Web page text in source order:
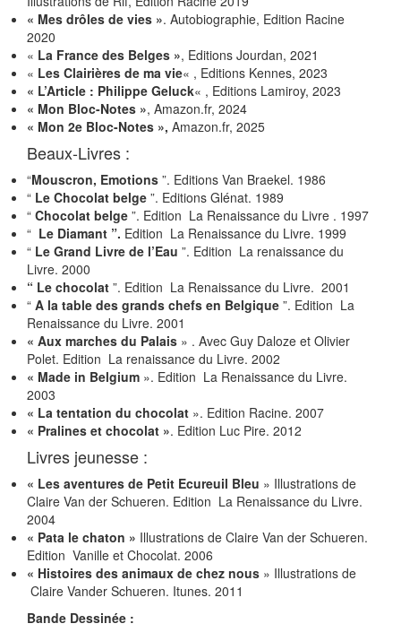
« Mes drôles de vies ». Autobiographie, Edition Racine
2020
« La France des Belges », Editions Jourdan, 2021
« Les Clairières de ma vie« , Editions Kennes, 2023
« L’Article : Philippe Geluck« , Editions Lamiroy, 2023
« Mon Bloc-Notes », Amazon.fr, 2024
« Mon 2e Bloc-Notes », Amazon.fr, 2025
Beaux-Livres :
“Mouscron, Emotions ”. Editions Van Braekel. 1986
“ Le Chocolat belge ”. Editions Glénat. 1989
“ Chocolat belge ”. Edition La Renaissance du Livre . 1997
“ Le Diamant ”. Edition La Renaissance du Livre. 1999
“ Le Grand Livre de l’Eau ”. Edition La renaissance du
Livre. 2000
“ Le chocolat ”. Edition La Renaissance du Livre. 2001
“ A la table des grands chefs en Belgique ”. Edition La
Renaissance du Livre. 2001
« Aux marches du Palais » . Avec Guy Daloze et Olivier
Polet. Edition La renaissance du Livre. 2002
« Made in Belgium ». Edition La Renaissance du Livre.
2003
« La tentation du chocolat ». Edition Racine. 2007
« Pralines et chocolat ». Edition Luc Pire. 2012
Livres jeunesse :
« Les aventures de Petit Ecureuil Bleu » Illustrations de
Claire Van der Schueren. Edition La Renaissance du Livre.
2004
« Pata le chaton » Illustrations de Claire Van der Schueren.
Edition Vanille et Chocolat. 2006
« Histoires des animaux de chez nous » Illustrations de
Claire Vander Schueren. Itunes. 2011
Bande Dessinée :